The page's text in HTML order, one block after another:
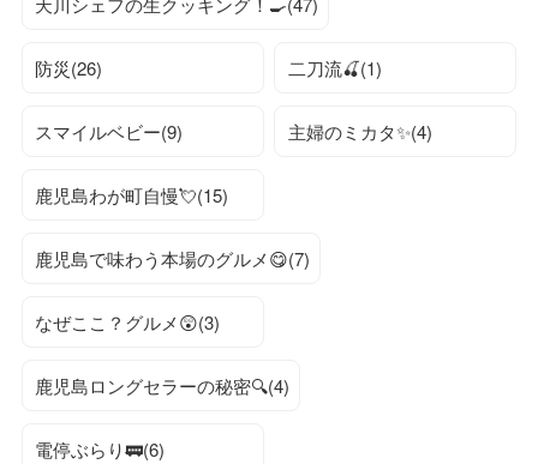
防災(26) 二刀流🍒(1)
スマイルベビー(9) 主婦のミカタ✨(4)
鹿児島わが町自慢💘(15)
鹿児島で味わう本場のグルメ😋(7)
なぜここ？グルメ😲(3)
鹿児島ロングセラーの秘密🔍(4)
電停ぶらり🚃(6)